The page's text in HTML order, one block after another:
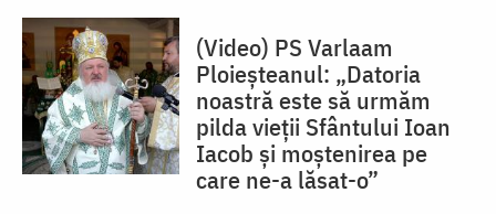
(Video) PS Varlaam
Ploieșteanul: „Datoria
noastră este să urmăm
pilda vieții Sfântului Ioan
Iacob și moștenirea pe
care ne-a lăsat-o”